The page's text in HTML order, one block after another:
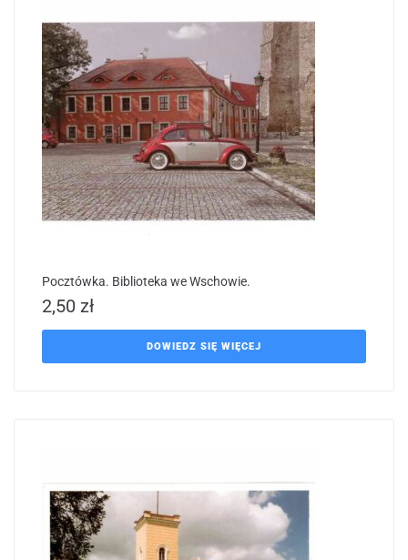
Pocztówka. Biblioteka we Wschowie.
2,50 zł
DOWIEDZ SIĘ WIĘCEJ